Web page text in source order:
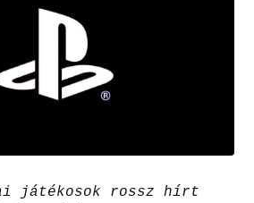
játékosok rossz hírt